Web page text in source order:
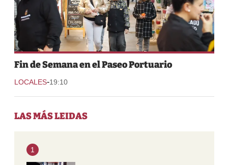
Fin de Semana en el Paseo Portuario
LOCALES-19:10
LAS MÁS LEIDAS
1